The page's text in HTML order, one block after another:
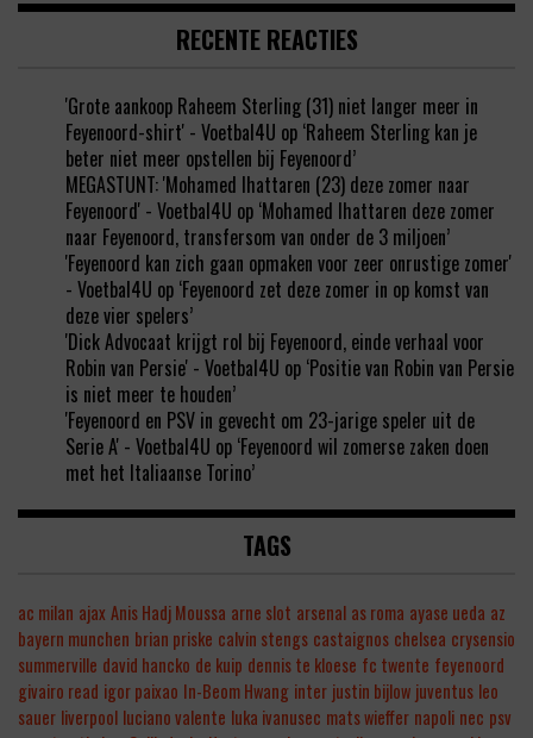
RECENTE REACTIES
'Grote aankoop Raheem Sterling (31) niet langer meer in
Feyenoord-shirt' - Voetbal4U op ‘Raheem Sterling kan je
beter niet meer opstellen bij Feyenoord’
MEGASTUNT: 'Mohamed Ihattaren (23) deze zomer naar
Feyenoord' - Voetbal4U op ‘Mohamed Ihattaren deze zomer
naar Feyenoord, transfersom van onder de 3 miljoen’
'Feyenoord kan zich gaan opmaken voor zeer onrustige zomer'
- Voetbal4U op ‘Feyenoord zet deze zomer in op komst van
deze vier spelers’
'Dick Advocaat krijgt rol bij Feyenoord, einde verhaal voor
Robin van Persie' - Voetbal4U op ‘Positie van Robin van Persie
is niet meer te houden’
'Feyenoord en PSV in gevecht om 23-jarige speler uit de
Serie A' - Voetbal4U op ‘Feyenoord wil zomerse zaken doen
met het Italiaanse Torino’
TAGS
ac milan ajax Anis Hadj Moussa arne slot arsenal as roma ayase ueda az
bayern munchen brian priske calvin stengs castaignos chelsea crysensio
summerville david hancko de kuip dennis te kloese fc twente feyenoord
givairo read igor paixao In-Beom Hwang inter justin bijlow juventus leo
sauer liverpool luciano valente luka ivanusec mats wieffer napoli nec psv